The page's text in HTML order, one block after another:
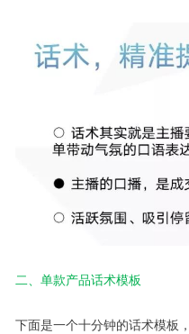
二、单款产品话术模板
下面是一个十分钟的话术模板